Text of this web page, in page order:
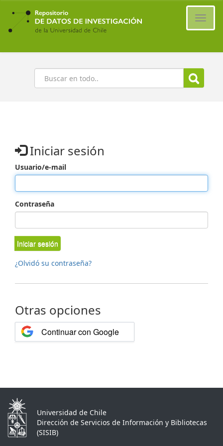
Ir
contenido
principal
Buscar
Iniciar sesión
Usuario/e-mail
Contraseña
Iniciar sesión
¿Olvidó su contraseña?
Otras opciones
Continuar con Google
Universidad de Chile
Dirección de Servicios de Información y Bibliotecas
(SISIB)